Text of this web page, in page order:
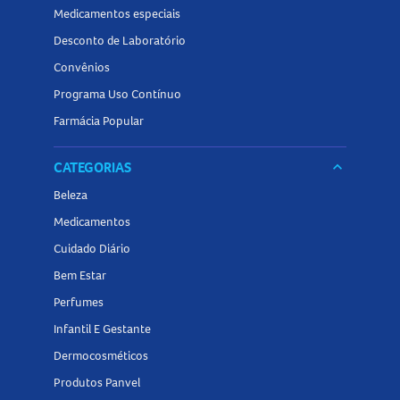
Medicamentos especiais
Desconto de Laboratório
Convênios
Programa Uso Contínuo
Farmácia Popular
CATEGORIAS keyboard_arrow_down
Beleza
Medicamentos
Cuidado Diário
Bem Estar
Perfumes
Infantil E Gestante
Dermocosméticos
Produtos Panvel